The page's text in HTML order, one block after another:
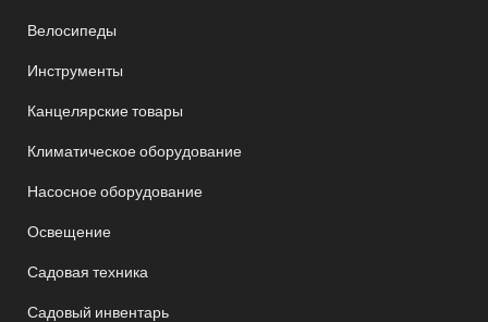
Велосипеды
Инструменты
Канцелярские товары
Климатическое оборудование
Насосное оборудование
Освещение
Садовая техника
Садовый инвентарь